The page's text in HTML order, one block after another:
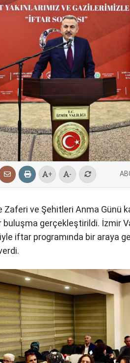
+ -
Zaferi ve Şehitleri Anma Günü
buluşma gerçekleştirildi. İzmir
iftar programında bir araya